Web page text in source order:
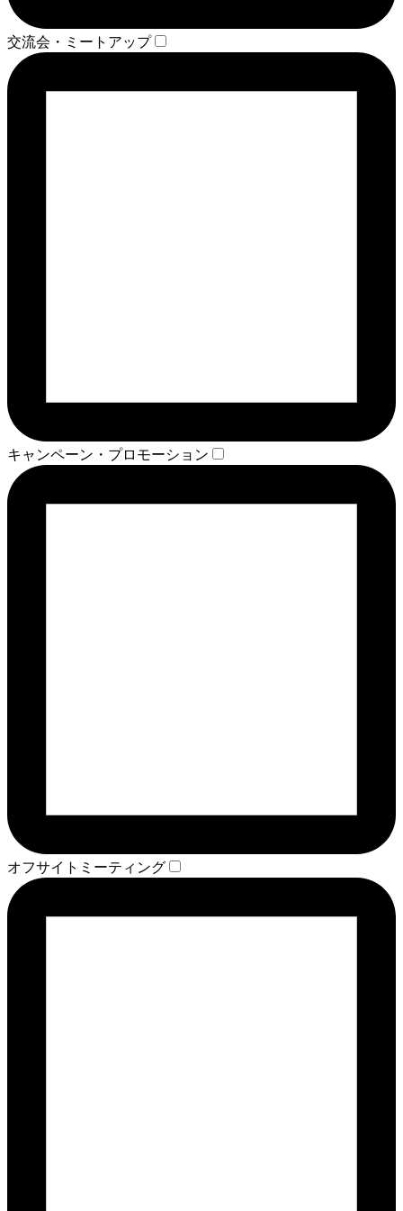
交流会・ミートアップ
キャンペーン・プロモーション
オフサイトミーティング